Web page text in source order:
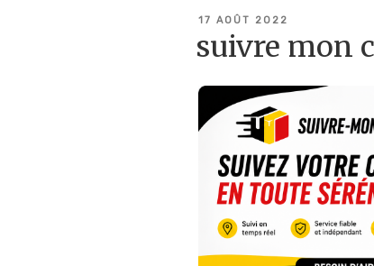
PUBLIÉ
17 AOÛT 2022
suivre mon